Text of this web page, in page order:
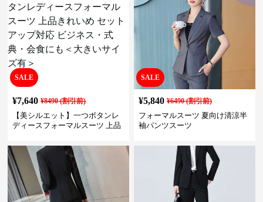
SALE
¥7,640 ¥8490(割引前)
【美シルエット】一つボタンレ
ディースフォーマルスーツ 上品
ネス・式典・会食にも＜大きい
サイズ有＞
SALE
¥5,840 ¥6490(割引前)
フォーマルスーツ 夏向け清涼半
袖パンツスーツ